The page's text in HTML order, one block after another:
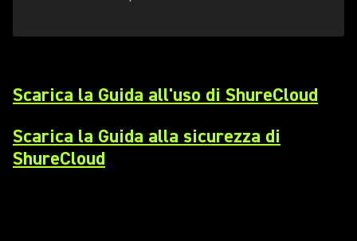
Scarica la Guida all'uso di ShureCloud
Scarica la Guida alla sicurezza di
ShureCloud